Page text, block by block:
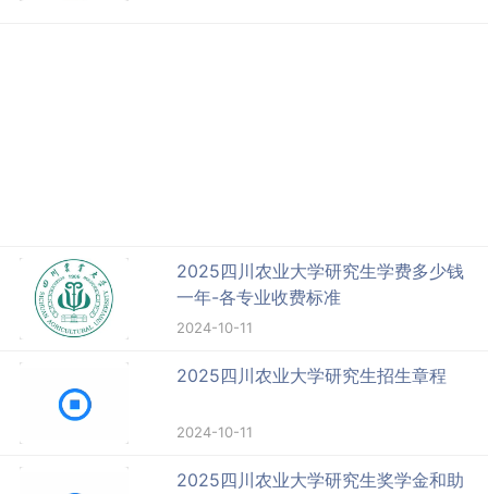
2025四川农业大学研究生学费多少钱
一年-各专业收费标准
2024-10-11
2025四川农业大学研究生招生章程
2024-10-11
2025四川农业大学研究生奖学金和助